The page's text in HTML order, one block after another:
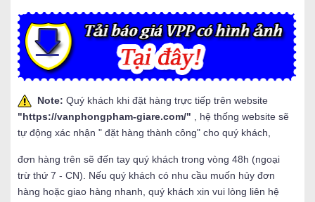
Note: Quý khách khi đặt hàng trực tiếp trên website
"https://vanphongpham-giare.com/"
, hệ thống website sẽ
tự động xác nhận " đặt hàng thành công" cho quý khách,
đơn hàng trên sẽ đến tay quý khách trong vòng 48h (ngoại
trừ thứ 7 - CN). Nếu quý khách có nhu cầu muốn hủy đơn
hàng hoặc giao hàng nhanh, quý khách xin vui lòng liên hệ